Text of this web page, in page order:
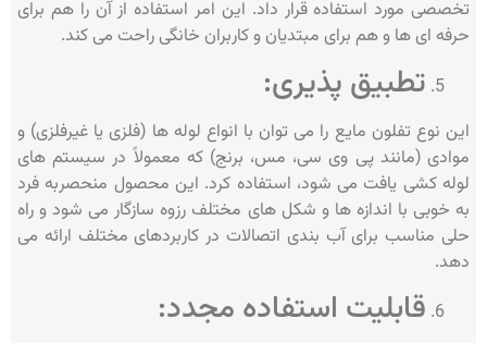
تخصصی مورد استفاده قرار داد. این امر استفاده از آن را هم برای
حرفه ای ها و هم برای مبتدیان و کاربران خانگی راحت می کند.
تطبیق پذیری:
این نوع تفلون مایع را می توان با انواع لوله ها (فلزی یا غیرفلزی) و
موادی (مانند پی وی سی، مس، برنج) که معمولاً در سیستم های
لوله کشی یافت می شود، استفاده کرد. این محصول منحصربه فرد
به خوبی با اندازه ها و شکل های مختلف رزوه سازگار می شود و راه
حلی مناسب برای آب بندی اتصالات در کاربردهای مختلف ارائه می
دهد.
قابلیت استفاده مجدد: